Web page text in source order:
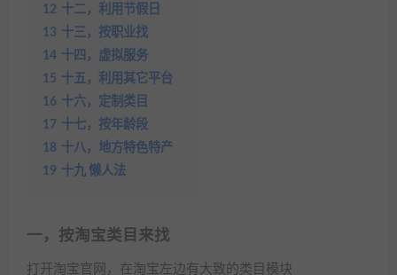
12 十二，利用节假日
13 十三，按职业找
14 十四，虚拟服务
15 十五，利用其它平台
16 十六，定制类目
17 十七，按年龄段
18 十八，地方特色特产
19 十九 懒人法
一，按淘宝类目来找
打开淘宝官网，在淘宝左边有大致的类目模块